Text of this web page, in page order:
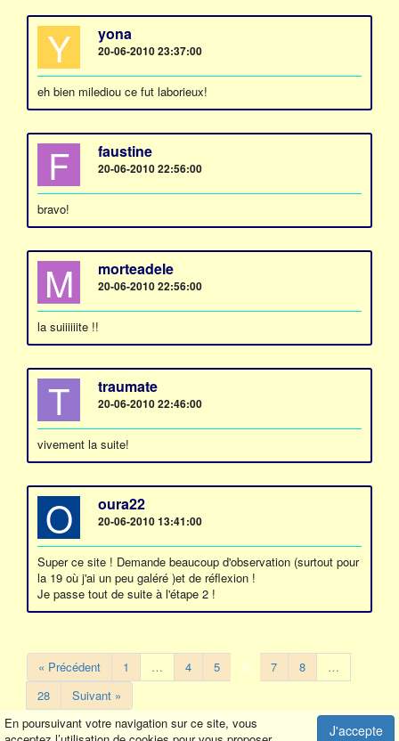
En poursuivant votre navigation sur ce site, vous
J'accepte
Y yona
20-06-2010 23:37:00
eh bien milediou ce fut laborieux!
F faustine
20-06-2010 22:56:00
bravo!
M morteadele
20-06-2010 22:56:00
la suiiiiiite !!
T traumate
20-06-2010 22:46:00
vivement la suite!
O oura22
20-06-2010 13:41:00
Super ce site ! Demande beaucoup d'observation (surtout pour
la 19 où j'ai un peu galéré )et de réflexion !
Je passe tout de suite à l'étape 2 !
« Précédent 1 … 4 5 6 7 8
…
28
Suivant »